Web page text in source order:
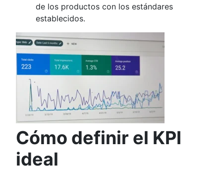
de los productos con los estándares
establecidos.
Cómo definir el KPI
ideal